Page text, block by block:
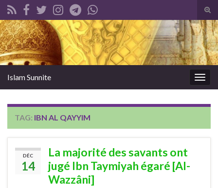
Search for:
Islam Sunnite
TAG: IBN AL QAYYIM
DÉC
14
La majorité des savants ont
jugé Ibn Taymiyah égaré [Al-
Wazzâni]